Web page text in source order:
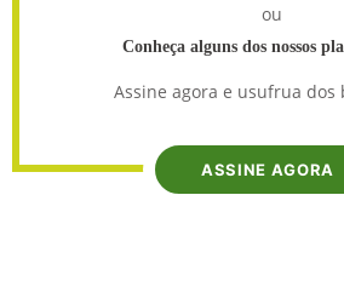
ou
Conheça alguns dos nossos
Assine agora e usufrua dos
ASSINE AGORA